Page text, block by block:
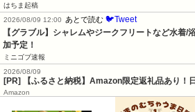
はちま起稿
2026/08/09 12:00
あとで読む 🐦Tweet
【グラブル】シャレムやジークフリートなど水着/
加予定！
ミニゴブ速報
2026/08/09
[PR] 【ふるさと納税】Amazon限定返礼品あり！
Amazon